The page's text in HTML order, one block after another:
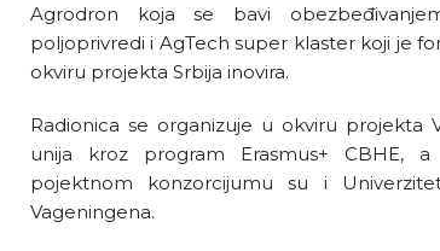
Agrodron koja se bavi
poljoprivredi i AgTech super klaster koji je
okviru projekta Srbija inovira.
Radionica se organizuje u okviru projekta
unija kroz program Erasmus+ CBHE,
pojektnom konzorcijumu su i
Vageningena.